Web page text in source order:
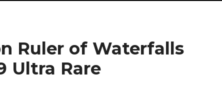
Ruler of Waterfalls
Ultra Rare